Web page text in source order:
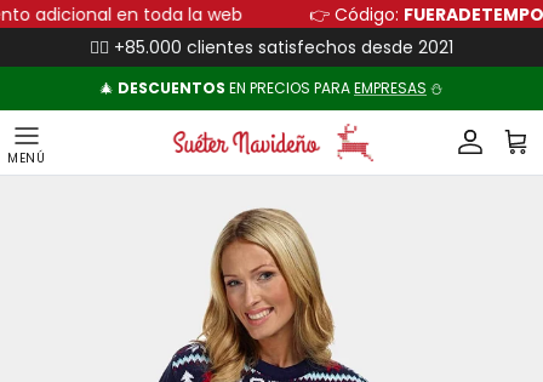
Ir al contenidoadicional en toda la web 👉 Código:
👍🏻 +85.000 clientes satisfechos desde 2021
🎄 DESCUENTOS EN PRECIOS PARAEMPRESAS ⛄
Cuenta